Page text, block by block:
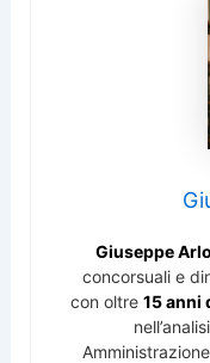
Giuseppe
concorsuali e
con oltre 15 anni